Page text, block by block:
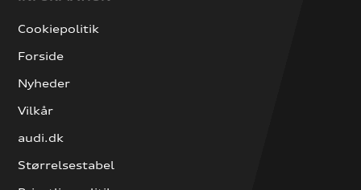
Cookiepolitik
Forside
Nyheder
Vilkår
audi.dk
Størrelsestabel